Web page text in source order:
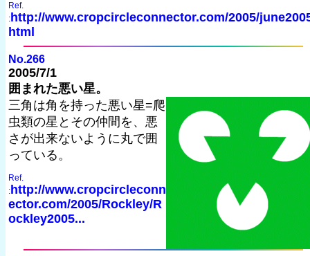
Ref.
: http://www.cropcircleconnector.com/2005/
html
No.266
2005/7/1
囲まれた悪い星。
三角は角を持った悪い星=爬
虫類の星とその仲間を、悪
さが出来ないように丸で囲
っている。
Ref.
: http://www.cropcircleconn
ector.com/2005/Rockley/R
ockley2005...